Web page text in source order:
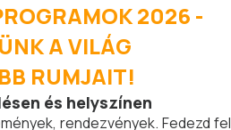
2026 -
A VILÁG
RUMJAIT!
és helyszínen
rendezvények. Fedezd fel